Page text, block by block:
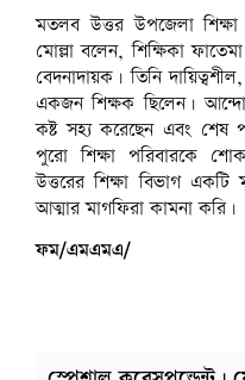
মতলব উত্তর উপজেলা শিক্ষা
মোল্লা বলেন, শিক্ষিকা
বেদনাদায়ক। তিনি
একজন শিক্ষক ছিলেন।
কষ্ট সহ্য করেছেন এবং শেষ
পুরো শিক্ষা পরিবারকে
উত্তরের শিক্ষা বিভাগ
আত্মার মাগফিরা কামনা করি।
ফম/এমএমএ/